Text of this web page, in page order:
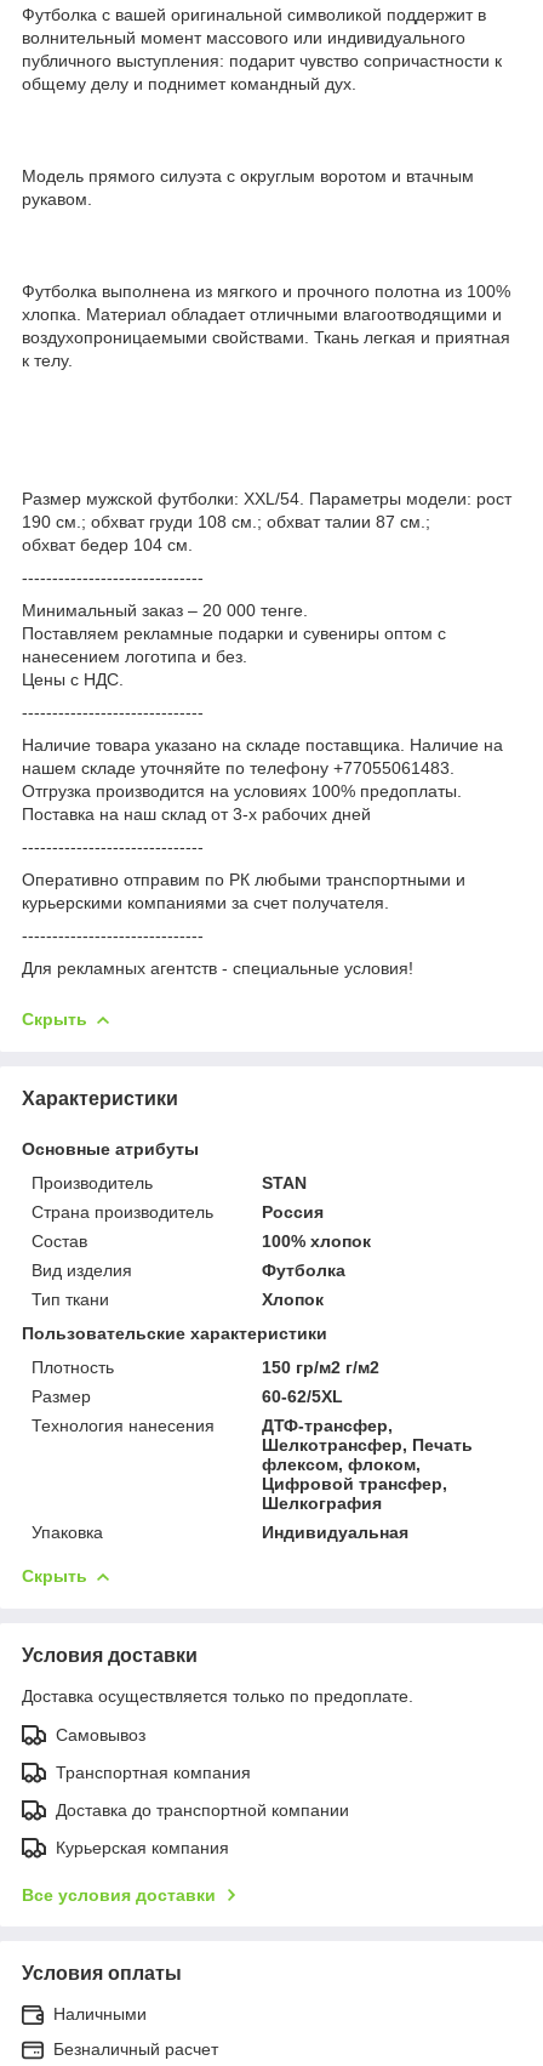
Футболка с вашей оригинальной символикой поддержит в
волнительный момент массового или индивидуального
публичного выступления: подарит чувство сопричастности к
общему делу и поднимет командный дух.
Модель прямого силуэта с округлым воротом и втачным
рукавом.
Футболка выполнена из мягкого и прочного полотна из 100%
хлопка. Материал обладает отличными влагоотводящими и
воздухопроницаемыми свойствами. Ткань легкая и приятная
к телу.
Размер мужской футболки: XXL/54. Параметры модели: рост
190 см.; обхват груди 108 см.; обхват талии 87 см.;
обхват бедер 104 см.
------------------------------
Минимальный заказ – 20 000 тенге.
Поставляем рекламные подарки и сувениры оптом с
нанесением логотипа и без.
Цены с НДС.
------------------------------
Наличие товара указано на складе поставщика. Наличие на
нашем складе уточняйте по телефону +77055061483.
Отгрузка производится на условиях 100% предоплаты.
Поставка на наш склад от 3-x рабочих дней
------------------------------
Оперативно отправим по РК любыми транспортными и
курьерскими компаниями за счет получателя.
------------------------------
Для рекламных агентств - специальные условия!
Скрыть
Характеристики
Основные атрибуты
Производитель
STAN
Страна производитель
Россия
Состав
100% хлопок
Вид изделия
Футболка
Тип ткани
Хлопок
Пользовательские характеристики
Плотность
150 гр/м2 г/м2
Размер
60-62/5XL
Технология нанесения
ДТФ-трансфер,
Шелкотрансфер, Печать
флексом, флоком,
Цифровой трансфер,
Шелкография
Упаковка
Индивидуальная
Скрыть
Условия доставки
Доставка осуществляется только по предоплате.
Самовывоз
Транспортная компания
Доставка до транспортной компании
Курьерская компания
Все условия доставки
Условия оплаты
Наличными
Безналичный расчет